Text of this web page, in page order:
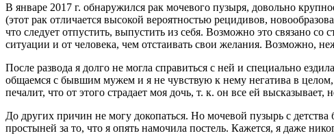
В январе 2017 г. обнаружился рак мочевого пузыря, довольно
(этот рак отличается высокой вероятностью рецидивов,
что следует отпустить, выпустить из себя. Возможно это связано со
ситуации и от человека, чем отстаивать свои желания. Возможно,
После развода я долго не могла справиться с ней и специально
общаемся с бывшим мужем и я не чувствую к нему негатива в
печалит, что от этого страдает моя дочь, т. к. он все ей высказывает,
До других причин не могу докопаться. Но мочевой пузырь с
простыней за то, что я опять намочила постель. Кажется, я даже